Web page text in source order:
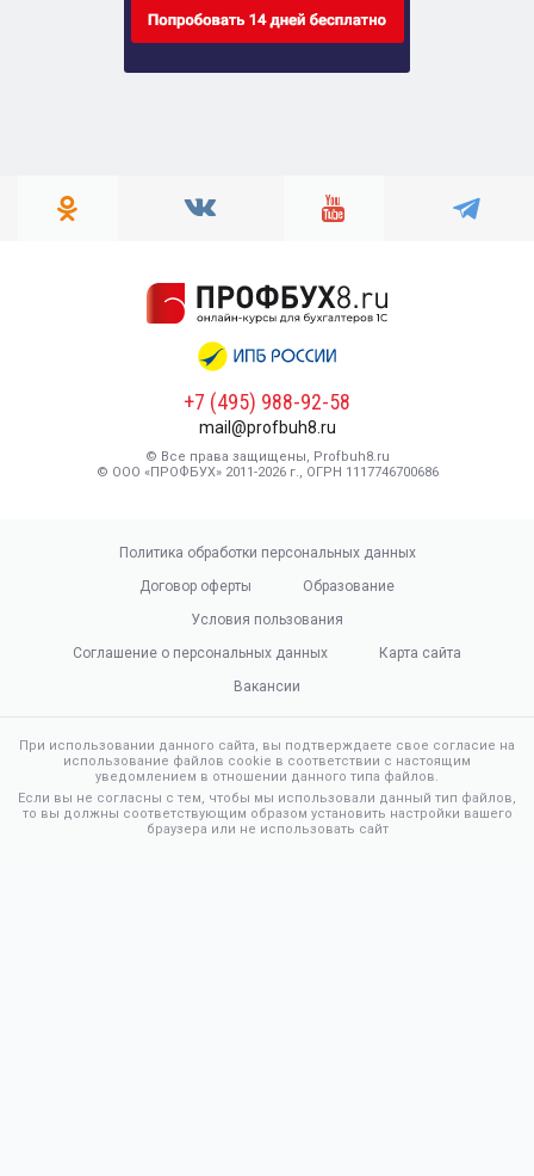
+7 (495) 988-92-58
mail@profbuh8.ru
© Все права защищены, Profbuh8.ru
© ООО «ПРОФБУХ» 2011-2026 г., ОГРН 1117746700686
Политика обработки персональных данных
Договор оферты
Образование
Условия пользования
Соглашение о персональных данных
Карта сайта
Вакансии
При использовании данного сайта, вы подтверждаете свое согласие на
использование файлов cookie в соответствии с настоящим
уведомлением в отношении данного типа файлов.
Если вы не согласны с тем, чтобы мы использовали данный тип файлов,
то вы должны соответствующим образом установить настройки вашего
браузера или не использовать сайт